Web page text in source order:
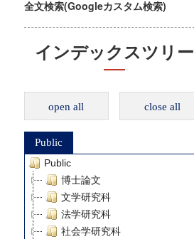
全文検索(Googleカスタム検索)
インデックスツリー
open all close all
Public
Public
博士論文
文学研究科
法学研究科
社会学研究科